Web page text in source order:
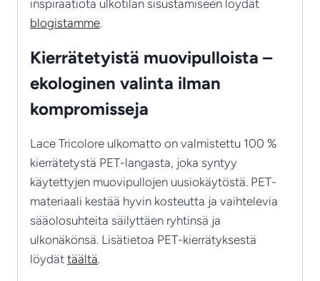
inspiraatiota ulkotilan sisustamiseen löydät
blogistamme.
Kierrätetyistä muovipulloista –
ekologinen valinta ilman
kompromisseja
Lace Tricolore ulkomatto on valmistettu 100 %
kierrätetystä PET-langasta, joka syntyy
käytettyjen muovipullojen uusiokäytöstä. PET-
materiaali kestää hyvin kosteutta ja vaihtelevia
sääolosuhteita säilyttäen ryhtinsä ja
ulkonäkönsä. Lisätietoa PET-kierrätyksestä
löydät täältä.